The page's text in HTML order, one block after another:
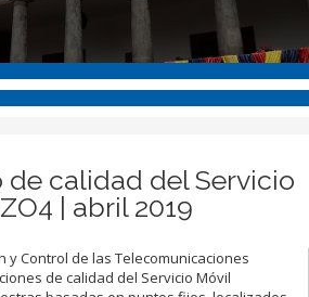
calidad del Servicio
| abril 2019
y Control de las Telecomunicaciones
de calidad del Servicio Móvil